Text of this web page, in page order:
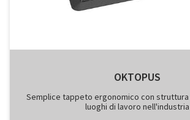
OKTOPUS
Semplice tappeto ergonomico con
luoghi di lavoro nell'industria